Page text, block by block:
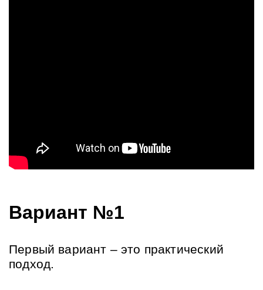
Вариант №1
Первый вариант – это практический
подход.